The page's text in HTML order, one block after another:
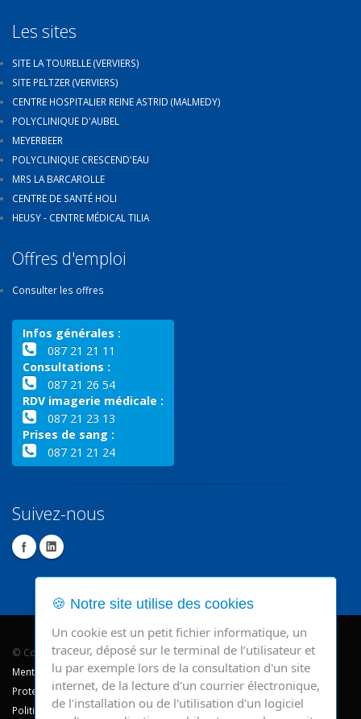
Les sites
SITE LA TOURELLE (VERVIERS)
SITE PELTZER (VERVIERS)
CENTRE HOSPITALIER REINE ASTRID (MALMEDY)
POLYCLINIQUE D'AUBEL
MEYERBEER
POLYCLINIQUE CRESCEND'EAU
MRS LA BARCAROLLE
CENTRE DE SANTÉ HOLI
HEUSY - CENTRE MÉDICAL TILIA
Offres d'emploi
Consulter les offres
Infos générales :
087 21 21 11
Consultations :
087 21 26 54
RDV imagerie médicale :
087 21 23 13
Prises de sang :
087 21 21 24
Suivez-nous
© Copyright 2026 - CHR Verviers.
Mentions légales
Protection des données
Politique de cookie
🍪 Notre site utilise des cookies
Un cookie est un petit fichier informatique, un
traceur, déposé sur le terminal de l’utilisateur et
lu par exemple lors de la consultation d'un site
internet, de la lecture d'un courrier électronique,
de l'installation ou de l'utilisation d'un logiciel